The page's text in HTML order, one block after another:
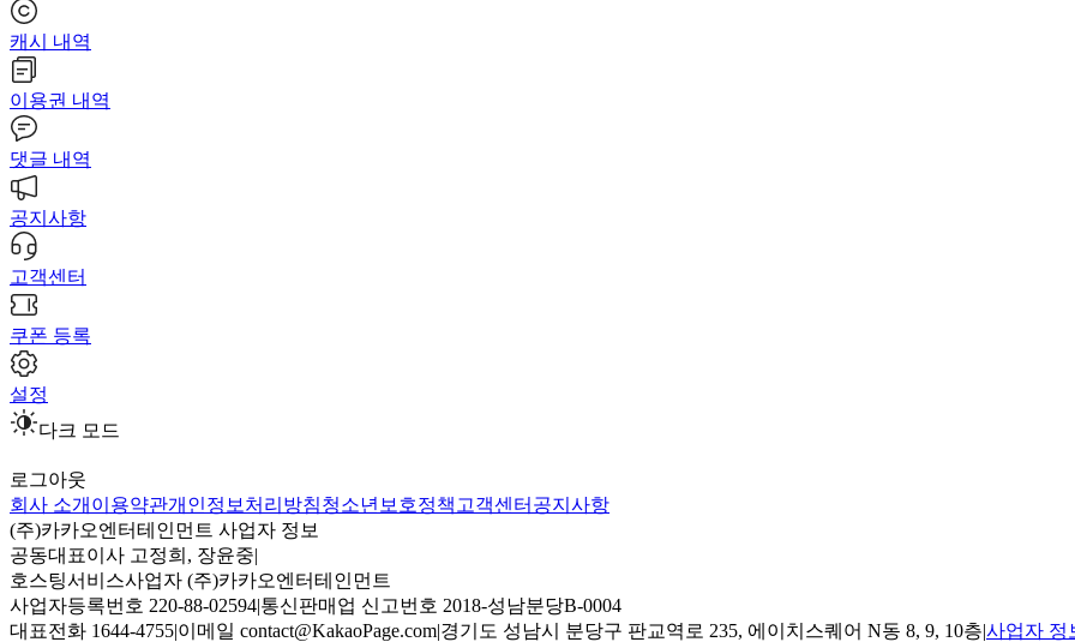
캐시 내역
이용권 내역
댓글 내역
공지사항
고객센터
쿠폰 등록
설정
다크 모드
로그아웃
회사 소개 이용약관개인정보처리방침청소년보호정책 고객센터 공지사항
(주)카카오엔터테인먼트 사업자 정보
공동대표이사 고정희, 장윤중|
호스팅서비스사업자 (주)카카오엔터테인먼트
사업자등록번호 220-88-02594|통신판매업 신고번호 2018-성남분당B-0004
대표전화 1644-4755|이메일 contact@KakaoPage.com|경기도 성남시 분당구 판교역로 235, 에이치스퀘어 N동 8, 9, 10층|사업자 정